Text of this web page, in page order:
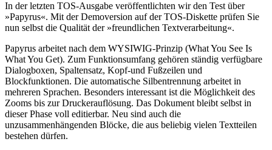
In der letzten TOS-Ausgabe veröffentlichten wir den Test über
»Papyrus«. Mit der Demoversion auf der TOS-Diskette prüfen Sie
nun selbst die Qualität der »freundlichen Textverarbeitung«.
Papyrus arbeitet nach dem WYSIWIG-Prinzip (What You See Is
What You Get). Zum Funktionsumfang gehören ständig verfügbare
Dialogboxen, Spaltensatz, Kopf-und Fußzeilen und
Blockfunktionen. Die automatische Silbentrennung arbeitet in
mehreren Sprachen. Besonders interessant ist die Möglichkeit des
Zooms bis zur Druckerauflösung. Das Dokument bleibt selbst in
dieser Phase voll editierbar. Neu sind auch die
unzusammenhängenden Blöcke, die aus beliebig vielen Textteilen
bestehen dürfen.